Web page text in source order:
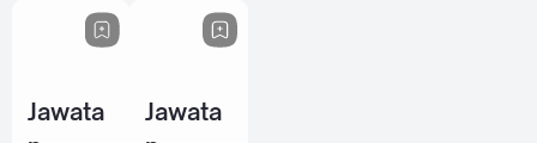
Jun
takaan
Awam
Perak
Jawata
Jawata